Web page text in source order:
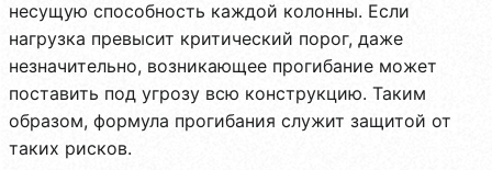
несущую способность каждой колонны. Если
нагрузка превысит критический порог, даже
незначительно, возникающее прогибание может
поставить под угрозу всю конструкцию. Таким
образом, формула прогибания служит защитой от
таких рисков.